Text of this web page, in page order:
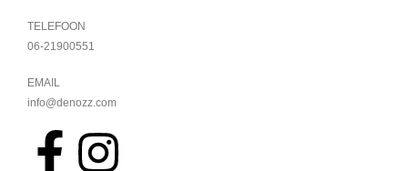
TELEFOON
06-21900551
EMAIL
info@denozz.com